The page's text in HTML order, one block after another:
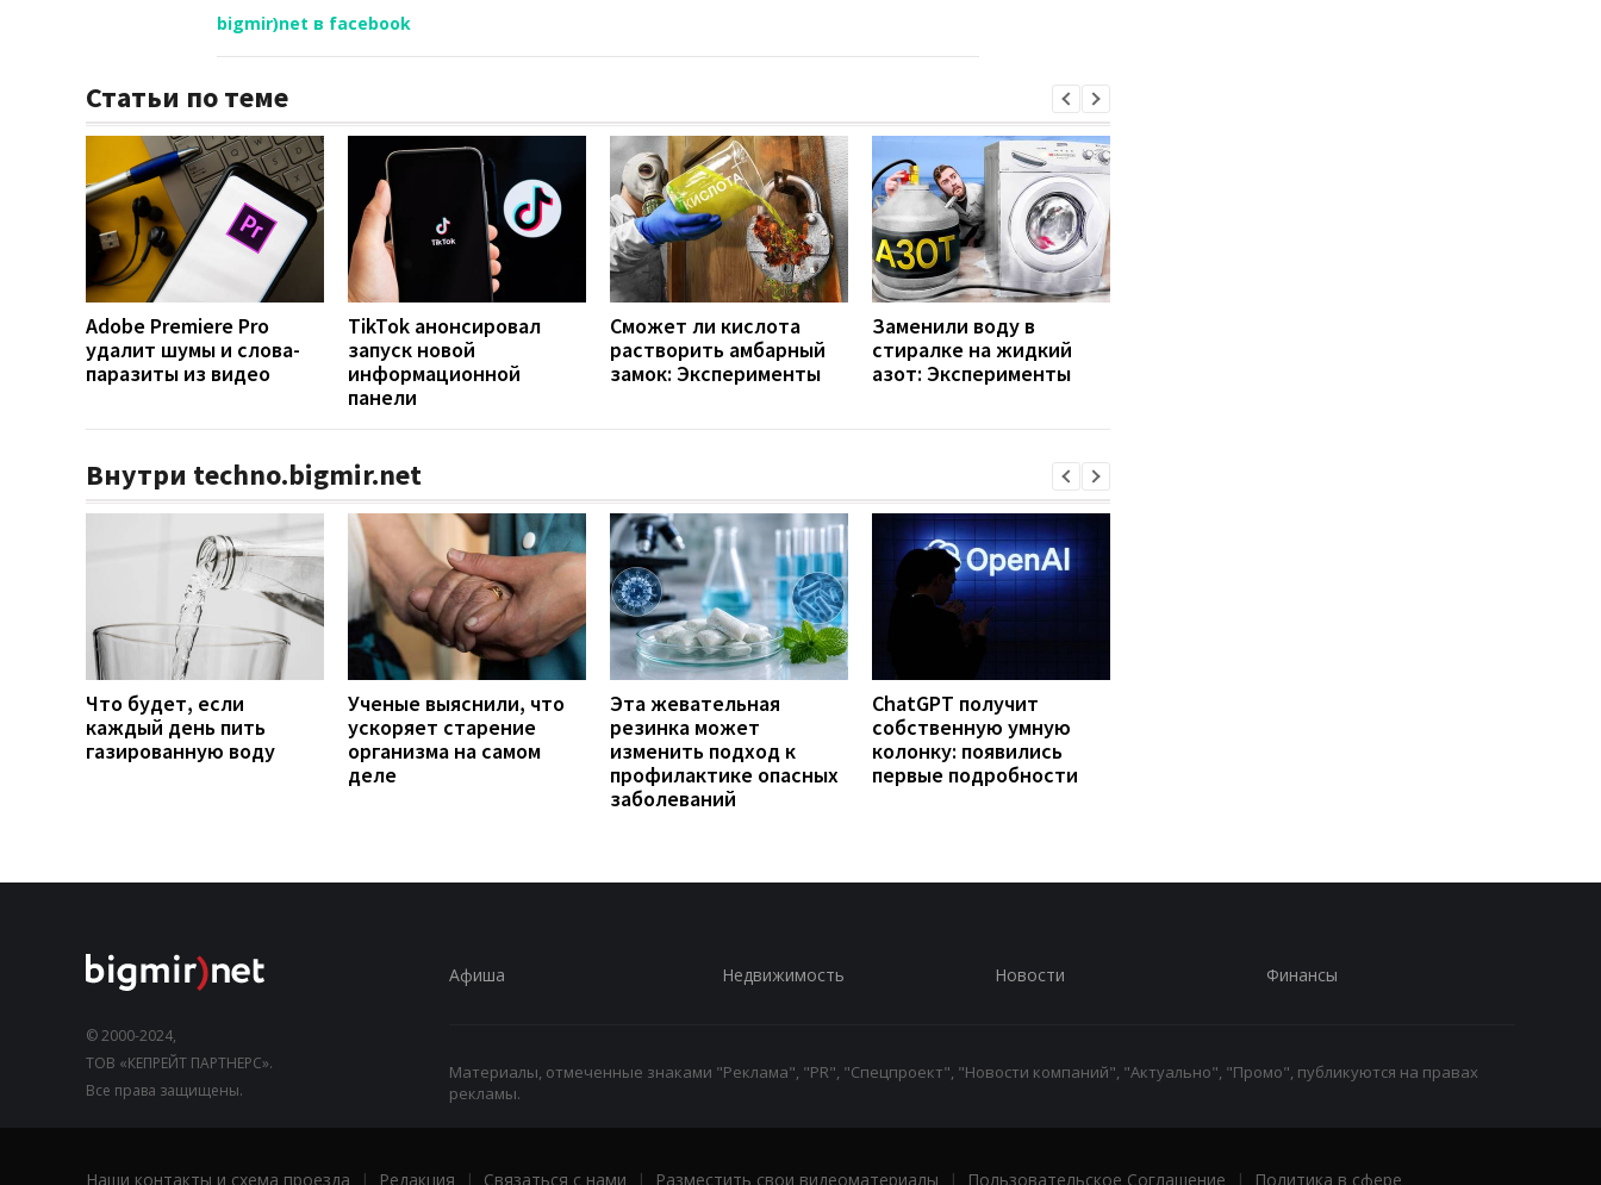
bigmir)net в facebook
Статьи по теме
Adobe Premiere Pro
удалит шумы и слова-
паразиты из видео
TikTok анонсировал
запуск новой
информационной
панели
Сможет ли кислота
растворить амбарный
замок: Эксперименты
Заменили воду в
стиралке на жидкий
азот: Эксперименты
Внутри techno.bigmir.net
Что будет, если
каждый день пить
газированную воду
Ученые выяснили, что
ускоряет старение
организма на самом
деле
Эта жевательная
резинка может
изменить подход к
профилактике опасных
заболеваний
ChatGPT получит
собственную умную
колонку: появились
первые подробности
© 2000-2024,
ТОВ «КЕПРЕЙТ ПАРТНЕРС».
Все права защищены.
Афиша Недвижимость Новости Финансы
Материалы, отмеченные знаками "Реклама", "PR", "Спецпроект", "Новости компаний", "Актуально", "Промо", публикуются на правах
рекламы.
Наши контакты и схема проезда | Редакция | Связаться с нами | Разместить свои видеоматериалы | Пользовательское Соглашение | Политика в сфере